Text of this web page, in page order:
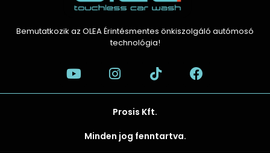
Bemutatkozik az OLEA Érintésmentes önkiszolgáló autómosó
technológia!
Minden jog fenntartva.
Prosis Kft.